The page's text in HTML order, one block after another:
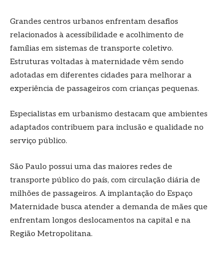
Grandes centros urbanos enfrentam desafios
relacionados à acessibilidade e acolhimento de
famílias em sistemas de transporte coletivo.
Estruturas voltadas à maternidade vêm sendo
adotadas em diferentes cidades para melhorar a
experiência de passageiros com crianças pequenas.
Especialistas em urbanismo destacam que ambientes
adaptados contribuem para inclusão e qualidade no
serviço público.
São Paulo possui uma das maiores redes de
transporte público do país, com circulação diária de
milhões de passageiros. A implantação do Espaço
Maternidade busca atender a demanda de mães que
enfrentam longos deslocamentos na capital e na
Região Metropolitana.